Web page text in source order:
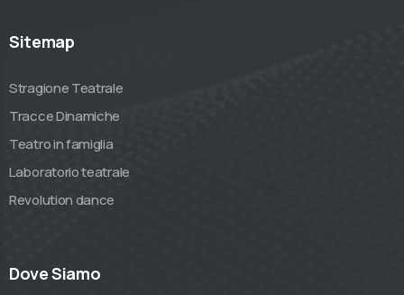
Sitemap
Stragione Teatrale
Tracce Dinamiche
Teatro in famiglia
Laboratorio teatrale
Revolution dance
Dove Siamo